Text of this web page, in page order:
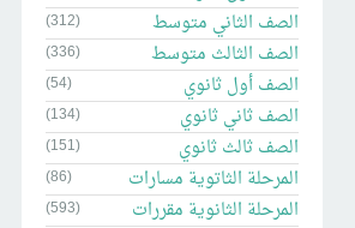
الصف الثاني متوسط (312)
الصف الثالث متوسط (336)
الصف أول ثانوي (54)
الصف ثاني ثانوي (134)
الصف ثالث ثانوي (151)
المرحلة الثاتوية مسارات (86)
المرحلة الثانوية مقررات (593)